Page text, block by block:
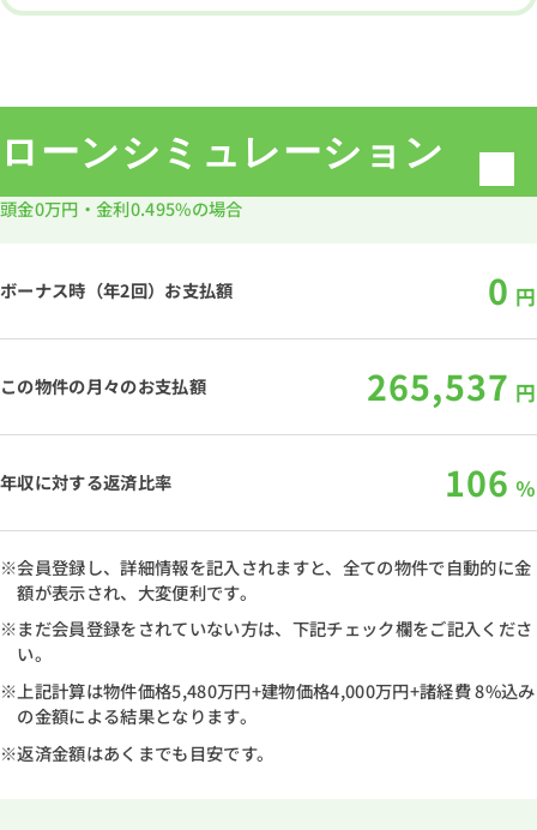
ローンシミュレーション
頭金0万円 ・金利0.495%の場合
ボーナス時（年2回）お支払額 0 円
この物件の月々のお支払額 265,537 円
年収に対する返済比率 106 ％
※会員登録し、詳細情報を記入されますと、全ての物件で自動的に金
額が表示され、大変便利です。
※まだ会員登録をされていない方は、下記チェック欄をご記入くださ
い。
※上記計算は物件価格5,480万円+建物価格4,000万円+諸経費 8%込み
の金額による結果となります。
※返済金額はあくまでも目安です。